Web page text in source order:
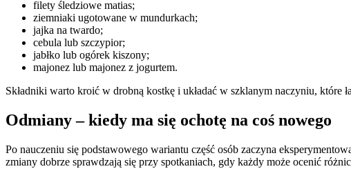
filety śledziowe matias;
ziemniaki ugotowane w mundurkach;
jajka na twardo;
cebula lub szczypior;
jabłko lub ogórek kiszony;
majonez lub majonez z jogurtem.
Składniki warto kroić w drobną kostkę i układać w szklanym naczyniu,
Odmiany – kiedy ma się ochotę na coś nowego
Po nauczeniu się podstawowego wariantu część osób zaczyna
zmiany dobrze sprawdzają się przy spotkaniach, gdy każdy może ocenić